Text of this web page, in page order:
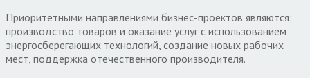
Приоритетными направлениями бизнес-проектов являются:
производство товаров и оказание услуг с использованием
энергосберегающих технологий, создание новых рабочих
мест, поддержка отечественного производителя.